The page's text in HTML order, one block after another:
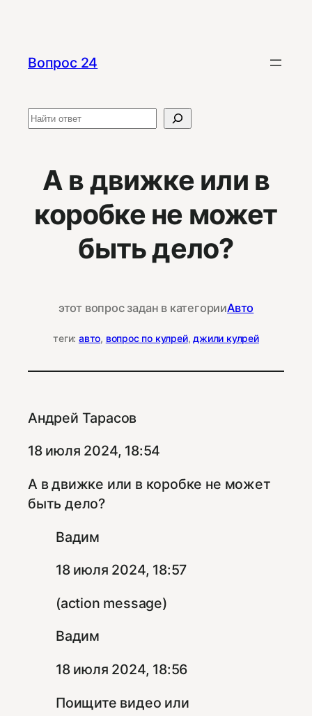
содержимому
Вопрос 24
Поиск
А в движке или в
коробке не может
быть дело?
этот вопрос задан в категорииАвто
теги: авто, вопрос по кулрей, джили кулрей
Андрей Тарасов
18 июля 2024, 18:54
А в движке или в коробке не может
быть дело?
Вадим
18 июля 2024, 18:57
(action message)
Вадим
18 июля 2024, 18:56
Поищите видео или